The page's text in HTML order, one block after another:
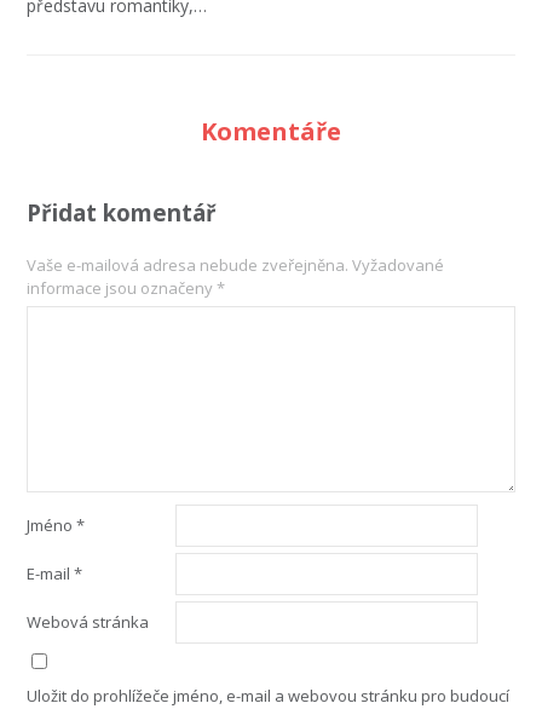
představu romantiky,…
Komentáře
Přidat komentář
Vaše e-mailová adresa nebude zveřejněna. Vyžadované
informace jsou označeny*
Jméno*
E-mail*
Webová stránka
Uložit do prohlížeče jméno, e-mail a webovou stránku pro budoucí